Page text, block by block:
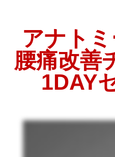
アナト
腰痛改善
1DAY